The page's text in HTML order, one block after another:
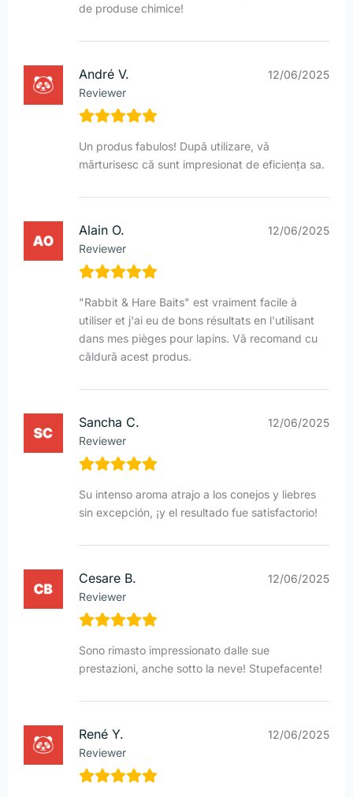
de produse chimice!
André V.
Reviewer
12/06/2025
Un produs fabulos! După utilizare, vă
mărturisesc că sunt impresionat de eficiența sa.
Alain O.
Reviewer
12/06/2025
"Rabbit & Hare Baits" est vraiment facile à
utiliser et j'ai eu de bons résultats en l'utilisant
dans mes pièges pour lapins. Vă recomand cu
căldură acest produs.
Sancha C.
Reviewer
12/06/2025
Su intenso aroma atrajo a los conejos y liebres
sin excepción, ¡y el resultado fue satisfactorio!
Cesare B.
Reviewer
12/06/2025
Sono rimasto impressionato dalle sue
prestazioni, anche sotto la neve! Stupefacente!
René Y.
Reviewer
12/06/2025